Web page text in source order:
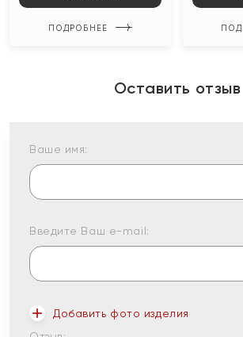
ПОДРОБНЕЕ
Оставить отзыв
Ваше имя:
Введите Ваш e-mail:
Добавить фото изделия